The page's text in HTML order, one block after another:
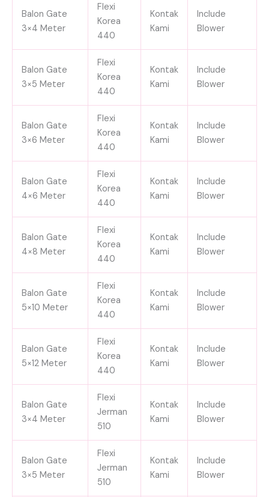
Balon Gate
3×4 Meter
Flexi
Korea
440
Kontak
Kami
Include
Blower
Balon Gate
3×5 Meter
Flexi
Korea
440
Kontak
Kami
Include
Blower
Balon Gate
3×6 Meter
Flexi
Korea
440
Kontak
Kami
Include
Blower
Balon Gate
4×6 Meter
Flexi
Korea
440
Kontak
Kami
Include
Blower
Balon Gate
4×8 Meter
Flexi
Korea
440
Kontak
Kami
Include
Blower
Balon Gate
5×10 Meter
Flexi
Korea
440
Kontak
Kami
Include
Blower
Balon Gate
5×12 Meter
Flexi
Korea
440
Kontak
Kami
Include
Blower
Balon Gate
3×4 Meter
Flexi
Jerman
510
Kontak
Kami
Include
Blower
Balon Gate
3×5 Meter
Flexi
Jerman
510
Kontak
Kami
Include
Blower